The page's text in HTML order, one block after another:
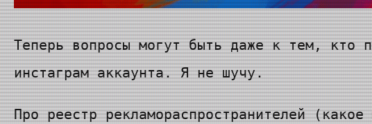
Теперь вопросы могут быть даже к тем, кто
инстаграм аккаунта. Я не шучу.
Про реестр рекламораспространителей